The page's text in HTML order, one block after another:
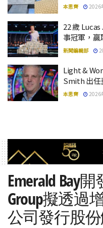
本思齊 2026
22 歲
事冠軍，贏
新聞編輯部
Light &
Smith 出任
本思齊 2026
Emerald Bay開
Group擬透過
公司發行股